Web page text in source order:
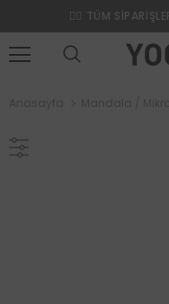
❤️‍🔥 TÜM